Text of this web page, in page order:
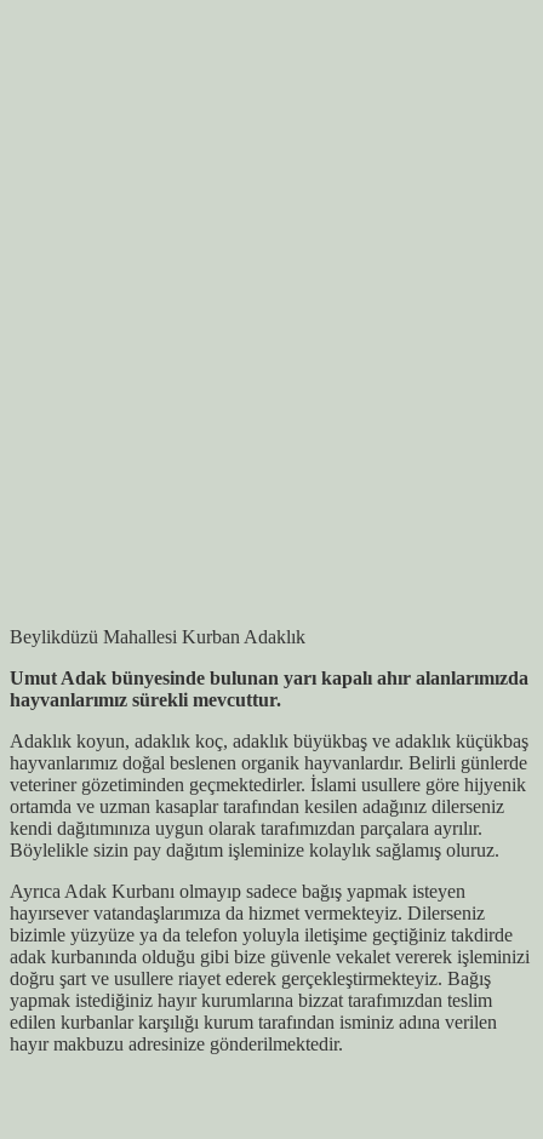
Beylikdüzü Mahallesi Kurban Adaklık
Umut Adak bünyesinde bulunan yarı kapalı ahır alanlarımızda
hayvanlarımız sürekli mevcuttur.
Adaklık koyun, adaklık koç, adaklık büyükbaş ve adaklık küçükbaş
hayvanlarımız doğal beslenen organik hayvanlardır. Belirli günlerde
veteriner gözetiminden geçmektedirler. İslami usullere göre hijyenik
ortamda ve uzman kasaplar tarafından kesilen adağınız dilerseniz
kendi dağıtımınıza uygun olarak tarafımızdan parçalara ayrılır.
Böylelikle sizin pay dağıtım işleminize kolaylık sağlamış oluruz.
Ayrıca Adak Kurbanı olmayıp sadece bağış yapmak isteyen
hayırsever vatandaşlarımıza da hizmet vermekteyiz. Dilerseniz
bizimle yüzyüze ya da telefon yoluyla iletişime geçtiğiniz takdirde
adak kurbanında olduğu gibi bize güvenle vekalet vererek işleminizi
doğru şart ve usullere riayet ederek gerçekleştirmekteyiz. Bağış
yapmak istediğiniz hayır kurumlarına bizzat tarafımızdan teslim
edilen kurbanlar karşılığı kurum tarafından isminiz adına verilen
hayır makbuzu adresinize gönderilmektedir.